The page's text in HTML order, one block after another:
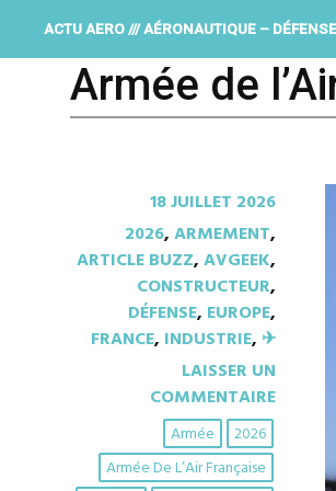
ACTU AERO /// AÉRONAUTIQUE –
Armée de
18 JUILLET 2026
2026,ARMEMENT,
ARTICLE BUZZ,AVGEEK,
CONSTRUCTEUR,
DÉFENSE, EUROPE,
FRANCE, INDUSTRIE, ✈︎
LAISSER UN
COMMENTAIRE
2026
Armée
Armée De L’Air Française